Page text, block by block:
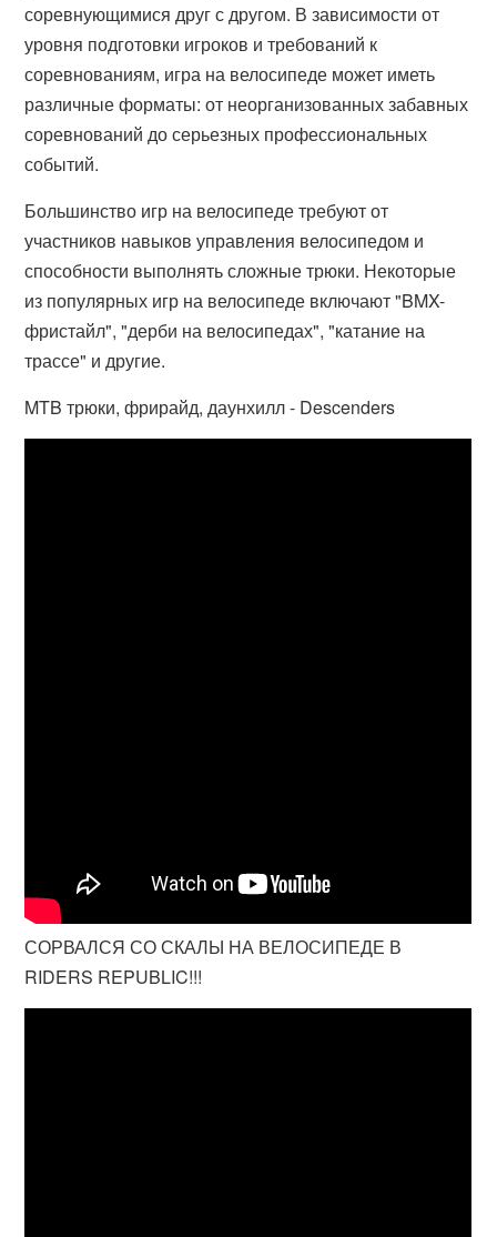
соревнующимися друг с другом. В зависимости от
уровня подготовки игроков и требований к
соревнованиям, игра на велосипеде может иметь
различные форматы: от неорганизованных забавных
соревнований до серьезных профессиональных
событий.
Большинство игр на велосипеде требуют от
участников навыков управления велосипедом и
способности выполнять сложные трюки. Некоторые
из популярных игр на велосипеде включают "BMX-
фристайл", "дерби на велосипедах", "катание на
трассе" и другие.
MTB трюки, фрирайд, даунхилл - Descenders
СОРВАЛСЯ СО СКАЛЫ НА ВЕЛОСИПЕДЕ В
RIDERS REPUBLIC!!!